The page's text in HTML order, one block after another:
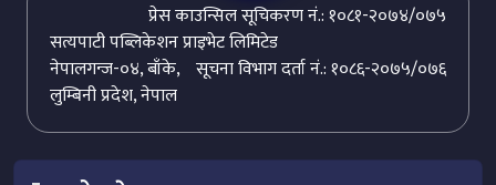
प्रेस काउन्सिल सूचिकरण नं.: १०८१-२०७४/०७५
सत्यपाटी पब्लिकेशन प्राइभेट लिमिटेड
सूचना विभाग दर्ता नं.: १०८६-२०७५/०७६
नेपालगन्ज-०४, बाँके,
लुम्बिनी प्रदेश, नेपाल